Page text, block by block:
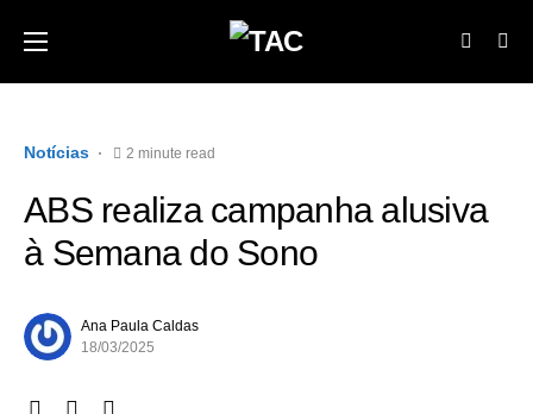
Notícias 2 minute read
ABS realiza campanha alusiva
à Semana do Sono
Ana Paula Caldas
18/03/2025